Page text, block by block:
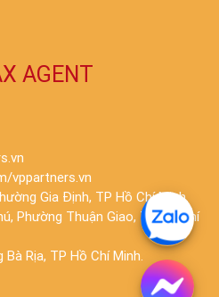
AGENT
vppartners.vn
Gia Định, TP Hồ Chí Minh.
Phường Thuận Giao, TP Hồ Chí
Rịa, TP Hồ Chí Minh.